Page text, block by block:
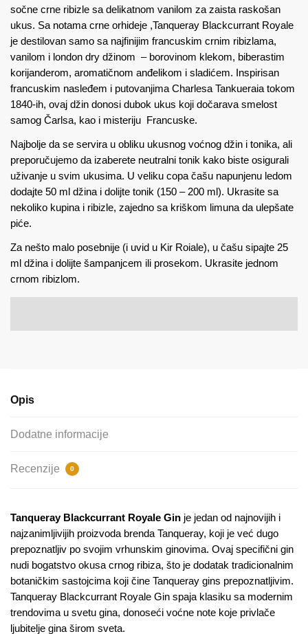
sočne crne ribizle sa delikatnom vanilom za zaista raskošan
ukus. Sa notama crne orhideje ,Tanqueray Blackcurrant Royale
je destilovan samo sa najfinijim francuskim crnim ribizlama,
vanilom i london dry džinom – borovinom klekom, biberastim
korijanderom, aromatičnom anđelikom i sladićem. Inspirisan
francuskim nasleđem i putovanjima Charlesa Tankueraia tokom
1840-ih, ovaj džin donosi dubok ukus koji dočarava smelost
samog Čarlsa, kao i misteriju Francuske.
Najbolje da se servira u obliku ukusnog voćnog džin i tonika, ali
preporučujemo da izaberete neutralni tonik kako biste osigurali
uživanje u svim ukusima. U veliku copa čašu napunjenu ledom
dodajte 50 ml džina i dolijte tonik (150 – 200 ml). Ukrasite sa
nekoliko kupina i ribizle, zajedno sa kriškom limuna da ulepšate
piće.
Za nešto malo posebnije (i uvid u Kir Roiale), u čašu sipajte 25
ml džina i dolijte šampanjcem ili prosekom. Ukrasite jednom
crnom ribizlom.
Opis
Dodatne informacije
Recenzije 0
Tanqueray Blackcurrant Royale Gin je jedan od najnovijih i
najzanimljivijih proizvoda brenda Tanqueray, koji je već dugo
prepoznatljiv po svojim vrhunskim ginovima. Ovaj specifični gin
nudi bogatstvo okusa crnog ribiza, što je dodatak tradicionalnim
botaničkim sastojcima koji čine Tanqueray gins prepoznatljivim.
Tanqueray Blackcurrant Royale Gin spaja klasiku sa modernim
trendovima u svetu gina, donoseći voćne note koje privlače
ljubitelje gina širom sveta.